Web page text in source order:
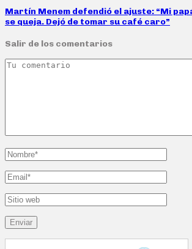
Martín Menem defendió el ajuste: “Mi
se queja. Dejó de tomar su café caro”
Salir de los comentarios